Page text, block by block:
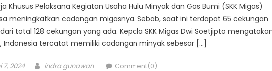
Khusus Pelaksana Kegiatan Usaha Hulu Minyak dan Gas Bumi (SKK Migas)
meningkatkan cadangan migasnya. Sebab, saat ini terdapat 65 cekungan
total 128 cekungan yang ada. Kepala SKK Migas Dwi Soetjipto
Indonesia tercatat memiliki cadangan minyak sebesar […]
7, 2024 Author
indra gunawan Comment(0)